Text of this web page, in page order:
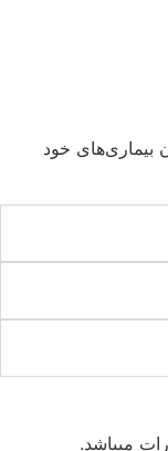
بیماری‌های خود
میباشد.